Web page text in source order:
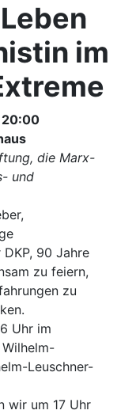
im
20:00
die Marx-
und
90 Jahre
zu feiern,
zu
Uhr im
Leuschner-
wir um 17 Uhr